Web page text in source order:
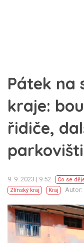
Pátek na
kraje:
řidiče,
9. 9. 2023 | 9:52 Co se
Zlínský kraj
Kraj Autor: